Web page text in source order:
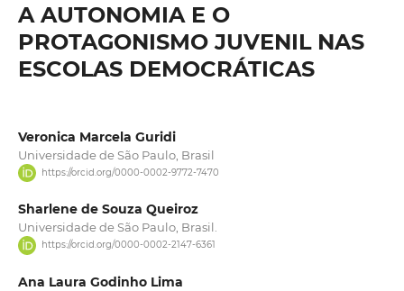
A AUTONOMIA E O
PROTAGONISMO JUVENIL NAS
ESCOLAS DEMOCRÁTICAS
Veronica Marcela Guridi
Universidade de São Paulo, Brasil
https://orcid.org/0000-0002-9772-7470
Sharlene de Souza Queiroz
Universidade de São Paulo, Brasil.
https://orcid.org/0000-0002-2147-6361
Ana Laura Godinho Lima